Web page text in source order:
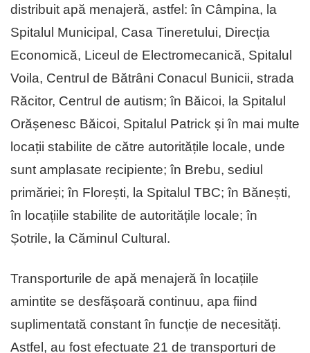
distribuit apă menajeră, astfel: în Câmpina, la
Spitalul Municipal, Casa Tineretului, Direcția
Economică, Liceul de Electromecanică, Spitalul
Voila, Centrul de Bătrâni Conacul Bunicii, strada
Răcitor, Centrul de autism; în Băicoi, la Spitalul
Orășenesc Băicoi, Spitalul Patrick și în mai multe
locații stabilite de către autoritățile locale, unde
sunt amplasate recipiente; în Brebu, sediul
primăriei; în Florești, la Spitalul TBC; în Bănești,
în locațiile stabilite de autoritățile locale; în
Șotrile, la Căminul Cultural.
Transporturile de apă menajeră în locațiile
amintite se desfășoară continuu, apa fiind
suplimentată constant în funcție de necesități.
Astfel, au fost efectuate 21 de transporturi de